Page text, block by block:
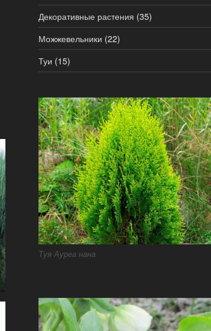
Декоративные растения (35)
Можжевельники (22)
Туи (15)
Туя Ауреа нана